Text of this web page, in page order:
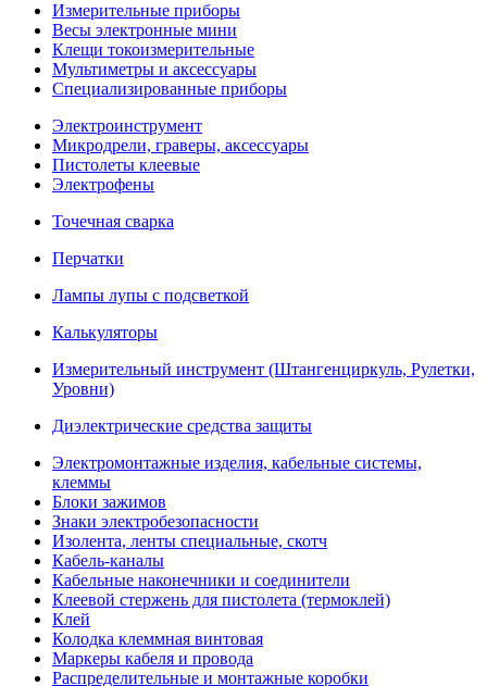
Измерительные приборы
Весы электронные мини
Клещи токоизмерительные
Мультиметры и аксессуары
Специализированные приборы
Электроинструмент
Микродрели, граверы, аксессуары
Пистолеты клеевые
Электрофены
Точечная сварка
Перчатки
Лампы лупы с подсветкой
Калькуляторы
Измерительный инструмент (Штангенциркуль, Рулетки,
Уровни)
Диэлектрические средства защиты
Электромонтажные изделия, кабельные системы,
клеммы
Блоки зажимов
Знаки электробезопасности
Изолента, ленты специальные, скотч
Кабель-каналы
Кабельные наконечники и соединители
Клеевой стержень для пистолета (термоклей)
Клей
Колодка клеммная винтовая
Маркеры кабеля и провода
Распределительные и монтажные коробки